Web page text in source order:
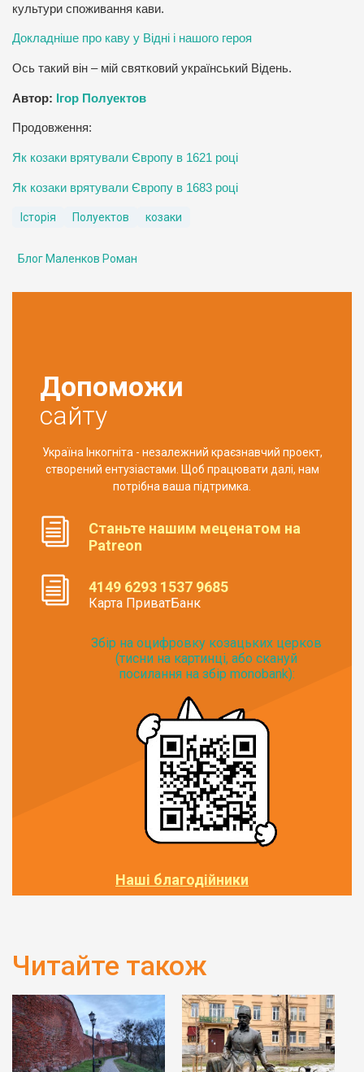
культури споживання кави.
Докладніше про каву у Відні і нашого героя
Ось такий він – мій святковий український Відень.
Автор: Ігор Полуектов
Продовження:
Як козаки врятували Європу в 1621 році
Як козаки врятували Європу в 1683 році
Історія Полуектов козаки
Блог Маленков Роман
Допоможи
сайту
Україна Інкогніта - незалежний краєзнавчий проект,
створений ентузіастами. Щоб працювати далі, нам
потрібна ваша підтримка.
Станьте нашим меценатом на
Patreon
4149 6293 1537 9685
Карта ПриватБанк
Збір на оцифровку козацьких церков
(тисни на картинці, або скануй
посилання на збір monobank):
Наші благодійники
Читайте також